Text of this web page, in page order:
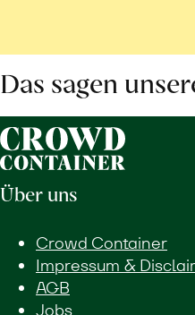
Das sagen
Über uns
Crowd Container
Impressum &
AGB
Jobs